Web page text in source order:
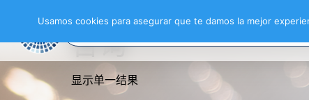
咨询
显示单一结果
Usamos cookies para asegurar que te damos la mejor